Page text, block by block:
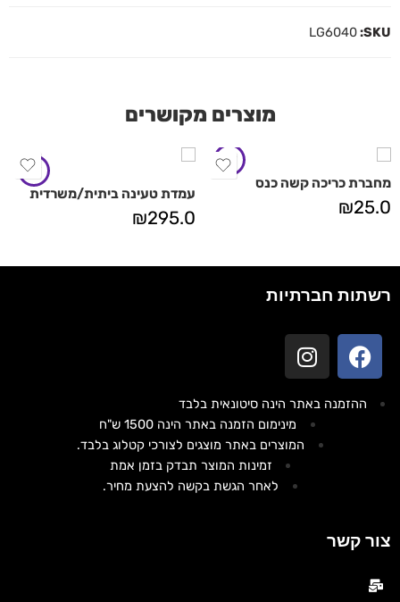
SKU:
LG6040
מוצרים מקושרים
מחברת כריכה קשה כנס
₪25.0
עמדת טעינה ביתית/משרדית
₪295.0
צור קשר
רשתות חברתיות
ההזמנה באתר הינה סיטונאית בלבד
מינימום הזמנה באתר הינה 1500 ש"ח
המוצרים באתר מוצגים לצורכי קטלוג בלבד.
זמינות המוצר תבדק בזמן אמת
לאחר הגשת בקשה להצעת מחיר.